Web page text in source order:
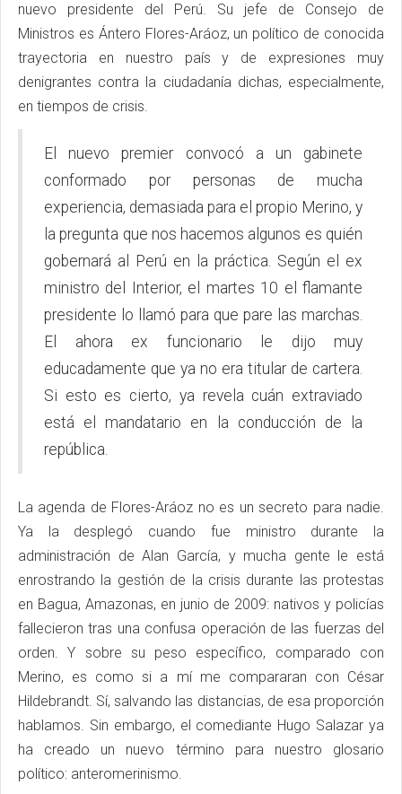
nuevo presidente del Perú. Su jefe de Consejo de
Ministros es Ántero Flores-Aráoz, un político de conocida
trayectoria en nuestro país y de expresiones muy
denigrantes contra la ciudadanía dichas, especialmente,
en tiempos de crisis.
El nuevo premier convocó a un gabinete
conformado por personas de mucha
experiencia, demasiada para el propio Merino, y
la pregunta que nos hacemos algunos es quién
gobernará al Perú en la práctica. Según el ex
ministro del Interior, el martes 10 el flamante
presidente lo llamó para que pare las marchas.
El ahora ex funcionario le dijo muy
educadamente que ya no era titular de cartera.
Si esto es cierto, ya revela cuán extraviado
está el mandatario en la conducción de la
república.
La agenda de Flores-Aráoz no es un secreto para nadie.
Ya la desplegó cuando fue ministro durante la
administración de Alan García, y mucha gente le está
enrostrando la gestión de la crisis durante las protestas
en Bagua, Amazonas, en junio de 2009: nativos y policías
fallecieron tras una confusa operación de las fuerzas del
orden. Y sobre su peso específico, comparado con
Merino, es como si a mí me compararan con César
Hildebrandt. Sí, salvando las distancias, de esa proporción
hablamos. Sin embargo, el comediante Hugo Salazar ya
ha creado un nuevo término para nuestro glosario
político: anteromerinismo.